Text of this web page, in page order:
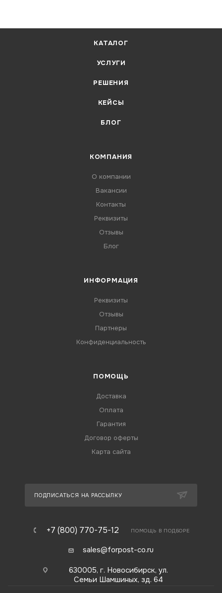
КАТАЛОГ
УСЛУГИ
РЕШЕНИЯ
КЕЙСЫ
БЛОГ
КОМПАНИЯ
О компании
Вакансии
Контакты
Реквизиты
Отзывы
Блог
ИНФОРМАЦИЯ
Реквизиты
Отзывы
Партнеры
Конфиденциальность
ПОМОЩЬ
Доставка
Оплата
Гарантия
Договор оферты
Карта сайта
ПОДПИСАТЬСЯ НА РАССЫЛКУ
+7 (800) 770-75-12 ПОМОЩЬ В ПОДБОРЕ
sales@forpost-co.ru
630005, г. Новосибирск, ул.
Семьи Шамшиных, зд. 64